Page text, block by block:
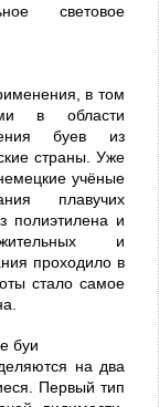
световое
в том
в области
буев из
страны. Уже
учёные
плавучих
полиэтилена и
и
проходило в
стало самое
буи
на два
Первый тип